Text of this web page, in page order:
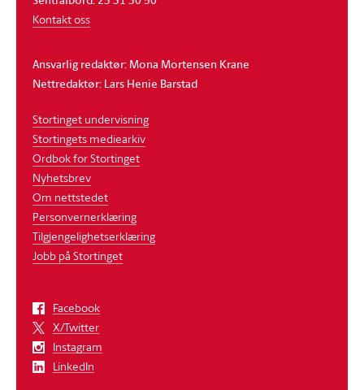
Kontakt oss
Ansvarlig redaktør: Mona Mortensen Krane
Nettredaktør: Lars Henie Barstad
Stortinget undervisning
Stortingets mediearkiv
Ordbok for Stortinget
Nyhetsbrev
Om nettstedet
Personvernerklæring
Tilgjengelighetserklæring
Jobb på Stortinget
Facebook
X/Twitter
Instagram
LinkedIn